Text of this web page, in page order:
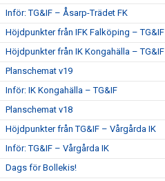
Inför: TG&IF – Åsarp-Trädet FK
Höjdpunkter från IFK Falköping – TG&IF
Höjdpunkter från IK Kongahälla – TG&IF
Planschemat v19
Inför: IK Kongahälla – TG&IF
Planschemat v18
Höjdpunkter från TG&IF – Vårgårda IK
Inför: TG&IF – Vårgårda IK
Dags för Bollekis!